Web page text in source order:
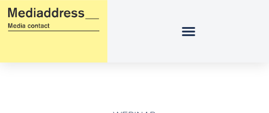
Vai
contenuto